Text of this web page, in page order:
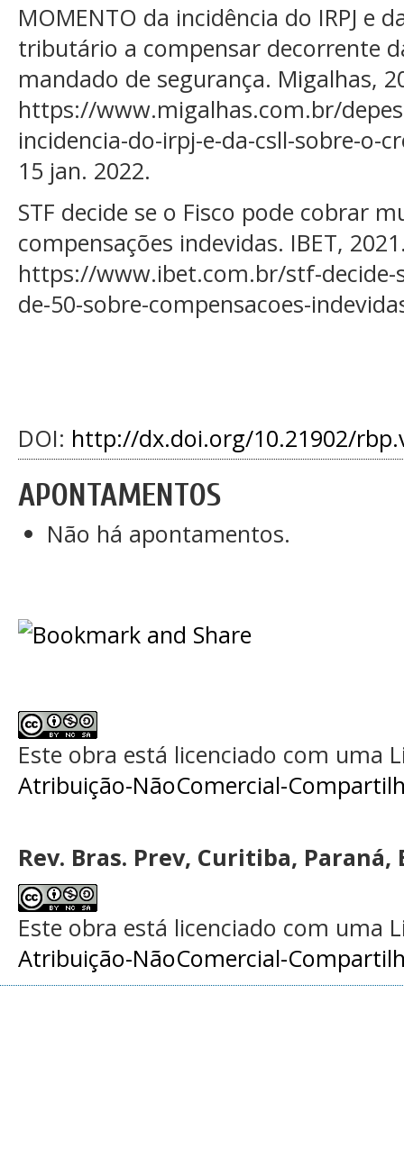
MOMENTO da incidência do IRPJ e
tributário a compensar decorrente
mandado de segurança. Migalhas,
https://www.migalhas.com.br/
incidencia-do-irpj-e-da-csll-sobre-o-
15 jan. 2022.
STF decide se o Fisco pode cobrar
compensações indevidas. IBET,
https://www.ibet.com.br/stf-decide-
de-50-sobre-compensacoes-
DOI: http://dx.doi.org/10.21902/
APONTAMENTOS
Não há apontamentos.
Este obra está licenciado com uma
Atribuição-NãoComercial-
Rev. Bras. Prev, Curitiba, Paraná,
Este obra está licenciado com uma
Atribuição-NãoComercial-